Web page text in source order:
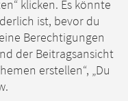
klicken. Es könnte
ist, bevor du
Berechtigungen
der Beitragsansicht
erstellen“, „Du